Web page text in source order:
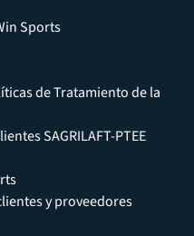
Sports
de Tratamiento de la
SAGRILAFT-PTEE
y proveedores